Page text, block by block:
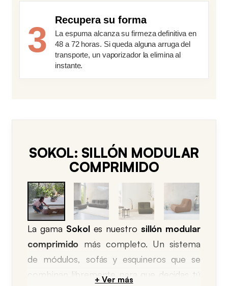
3 Recupera su forma
La espuma alcanza su firmeza definitiva en
48 a 72 horas. Si queda alguna arruga del
transporte, un vaporizador la elimina al
instante.
SOKOL: SILLÓN MODULAR
COMPRIMIDO
La gama Sokoles nuestro sillón modular
comprimido más completo. Un sistema
de módulos, sofás y esquineros que se
combinan libremente para que decidas tú